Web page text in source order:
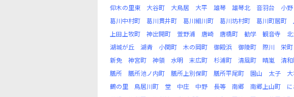
仰木の里東
大谷町 大鳥居 大平 雄琴 雄琴北 音羽台 小野
葛川中村町
葛川貫井町 葛川細川町 葛川坊村町 葛川町居町
上田上牧町
神出開町 萱野浦 唐崎 唐橋町 勧学 観音寺
湖城が丘
湖青 小関町 木の岡町 御殿浜 御陵町 際川 栄町
新免
神宮町 神領 水明 末広町 杉浦町 清風町 晴嵐 清
膳所
膳所池ノ内町 膳所上別保町 膳所平尾町 園山 太子
鶴の里
鳥居川町 堂 中庄 中野 長等 南郷 南郷上山町